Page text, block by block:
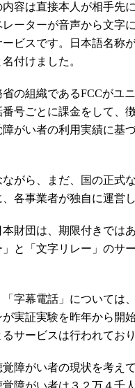
容は直接本人が相手先
ーターが音声から文字
ビスです。日本語名称
付けました。
の組織であるFCCがユ
番号ごとに課金をして、
がい者の利用実績に基
ながら、まだ、国の正式
各事業者が独自に運営
財団は、期限付きでは
と「文字リレー」のサ
「字幕電話」については
実証実験を昨年から開
サービスは行われており
障がい者の現状を考え
障がい者は３２万４千